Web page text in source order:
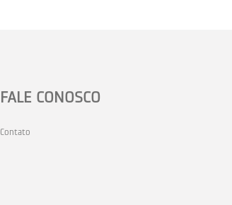
FALE CONOSCO
Contato